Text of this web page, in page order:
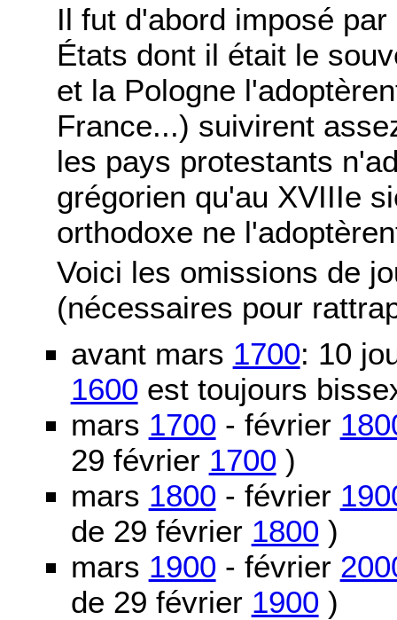
Il fut d'abord imposé
États dont il était le
et la Pologne
France...) suivirent
les pays protestants
grégorien qu'au XVIIIe
orthodoxe ne
Voici les omissions de
(nécessaires pour
avant mars 1700: 10
1600 est toujours
mars 1700 - février
29 février 1700 )
mars 1800 - février
de 29 février 1800 )
mars 1900 - février
de 29 février 1900 )